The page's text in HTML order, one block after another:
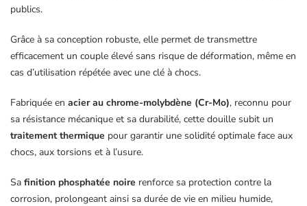
publics.
Grâce à sa conception robuste, elle permet de transmettre
efficacement un couple élevé sans risque de déformation, même en
cas d’utilisation répétée avec une clé à chocs.
Fabriquée en acier au chrome-molybdène (Cr-Mo), reconnu pour
sa résistance mécanique et sa durabilité, cette douille subit un
traitement thermique pour garantir une solidité optimale face aux
chocs, aux torsions et à l’usure.
Sa finition phosphatée noire renforce sa protection contre la
corrosion, prolongeant ainsi sa durée de vie en milieu humide,